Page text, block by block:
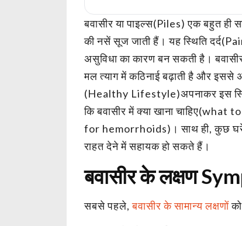
बवासीर या पाइल्स(Piles) एक बहुत
की नसें सूज जाती हैं। यह स्थिति
असुविधा का कारण बन सकती है।
मल त्याग में कठिनाई बढ़ाती है और
(Healthy Lifestyle)अपनाकर इस
कि बवासीर में क्या खाना
for hemorrhoids)। साथ ही, कुछ
राहत देने में सहायक हो सकते हैं।
बवासीर के लक्षण
सबसे पहले,बवासीर के सामान्य लक्षणों